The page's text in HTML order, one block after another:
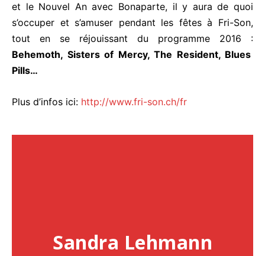
et le Nouvel An avec Bonaparte, il y aura de quoi
s’occuper et s’amuser pendant les fêtes à Fri-Son,
tout en se réjouissant du programme 2016 :
Behemoth, Sisters of Mercy, The Resident, Blues
Pills…
Plus d’infos ici: http://www.fri-son.ch/fr
Sandra Lehmann